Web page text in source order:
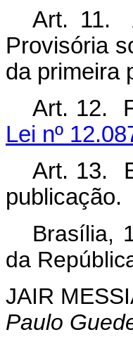
Art. 11.
Provisória
da primeira
Art. 12.
Lei nº
Art. 13.
publicação.
Brasília,
da
JAIR
Paulo